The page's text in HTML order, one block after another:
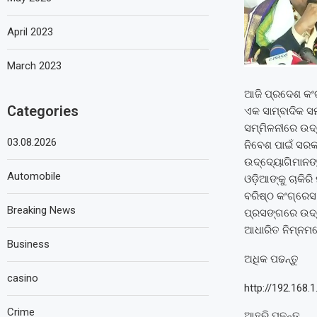
ଆଜି ପ୍ରଦେଶ
ଏକ ସାମ୍ବାଦିକ
ସମ୍ମିଳନୀରେ
ନିବେଶ ପାଇଁ
ଓଡ଼ିଆଙ୍କୁ ଚାକିରି
ବରିଷ୍ଠ
ପ୍ରସଙ୍ଗରେ
ଆଧାରିତ
ଅଧିକ ପଢନ୍ତୁ
http://
April 2023
March 2023
Categories
03.08.2026
Automobile
Breaking News
Business
casino
Crime